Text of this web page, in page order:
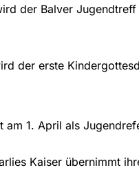
der Balver
der erste
am 1. April als
Kaiser übernimmt